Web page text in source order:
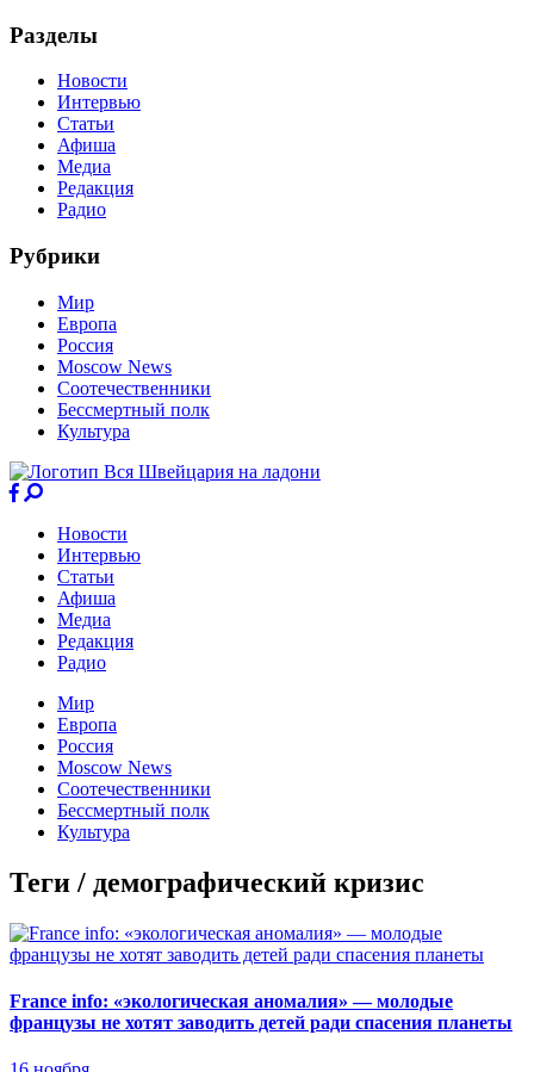
Разделы
Новости
Интервью
Статьи
Афиша
Медиа
Редакция
Радио
Рубрики
Мир
Европа
Россия
Moscow News
Соотечественники
Бессмертный полк
Культура
Новости
Интервью
Статьи
Афиша
Медиа
Редакция
Радио
Мир
Европа
Россия
Moscow News
Соотечественники
Бессмертный полк
Культура
Теги / демографический кризис
France info: «экологическая аномалия» — молодые
французы не хотят заводить детей ради спасения планеты